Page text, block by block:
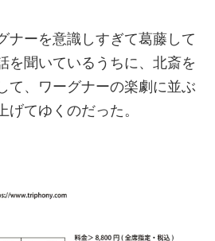
ナーを意識しすぎて葛藤して
を聞いているうちに、北斎を
て、ワーグナーの楽劇に並ぶ
てゆくのだった。